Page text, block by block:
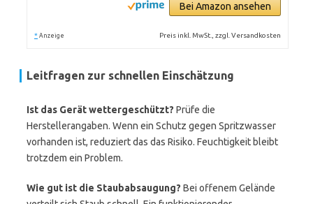
Bei Amazon ansehen
* Anzeige Preis inkl. MwSt., zzgl. Versandkosten
Leitfragen zur schnellen Einschätzung
Ist das Gerät wettergeschützt? Prüfe die
Herstellerangaben. Wenn ein Schutz gegen Spritzwasser
vorhanden ist, reduziert das das Risiko. Feuchtigkeit bleibt
trotzdem ein Problem.
Wie gut ist die Staubabsaugung? Bei offenem Gelände